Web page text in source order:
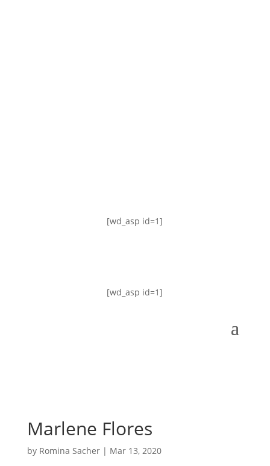
[wd_asp id=1]
[wd_asp id=1]
Marlene Flores
by Romina Sacher| Mar 13, 2020